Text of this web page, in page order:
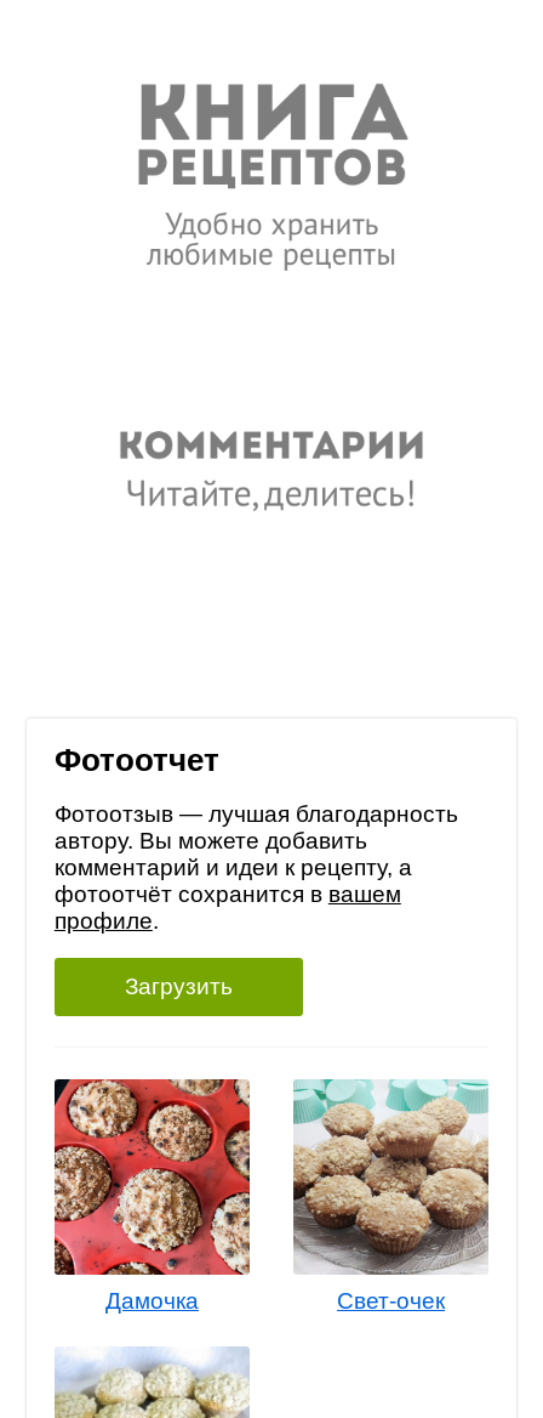
Фотоотчет
Фотоотзыв — лучшая благодарность
автору. Вы можете добавить
комментарий и идеи к рецепту, а
фотоотчёт сохранится в вашем
профиле.
Загрузить
Дамочка Свет-очек